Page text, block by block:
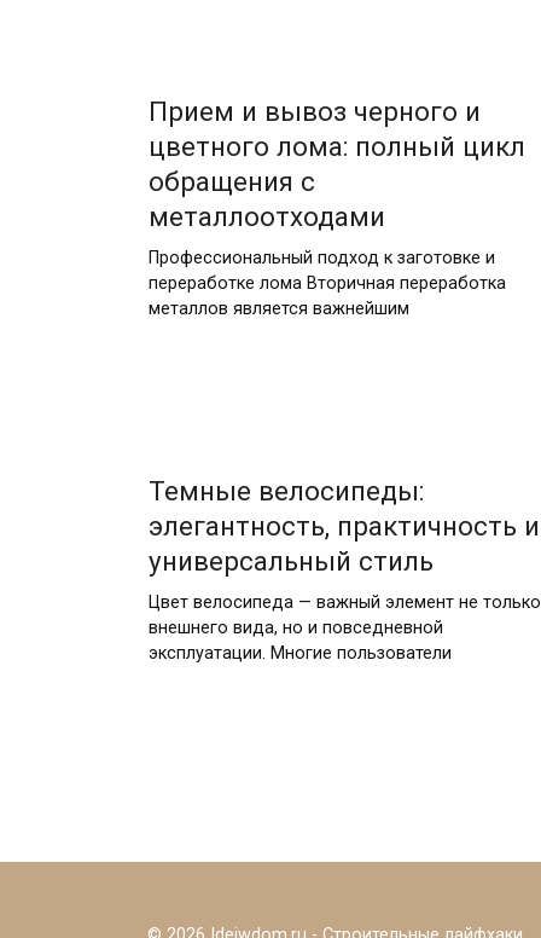
Прием и вывоз черного и
цветного лома: полный цикл
обращения с
металлоотходами
Профессиональный подход к заготовке и
переработке лома Вторичная переработка
металлов является важнейшим
Темные велосипеды:
элегантность, практичность и
универсальный стиль
Цвет велосипеда — важный элемент не только
внешнего вида, но и повседневной
эксплуатации. Многие пользователи